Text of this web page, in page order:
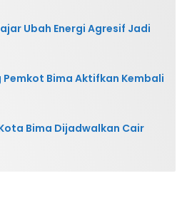
Ubah Energi Agresif Jadi
Bima Aktifkan Kembali
Bima Dijadwalkan Cair